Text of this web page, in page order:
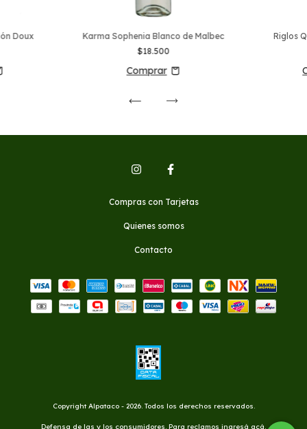
Doux
Karma Sophenia Blanco de Malbec
$18.500
Riglos
Compras con Tarjetas
Quienes somos
Contacto
Copyright Alpataco - 2026. Todos los derechos reservados.
Defensa de las y los consumidores. Para reclamos ingresá acá.